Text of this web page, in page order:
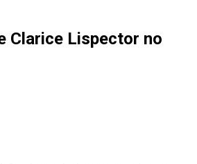
Clarice Lispector no